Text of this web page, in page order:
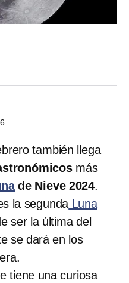
también llega
más
de Nieve 2024.
la segunda Luna
ser la última del
se dará en los
tiene una curiosa